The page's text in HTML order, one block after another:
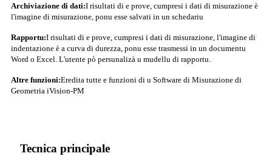
Archiviazione di dati:I risultati di e prove, cumpresi i dati di misurazione è
l'imagine di misurazione, ponu esse salvati in un schedariu
Rapportu:I risultati di e prove, cumpresi i dati di misurazione, l'imagine di
indentazione è a curva di durezza, ponu esse trasmessi in un documentu
Word o Excel. L'utente pò persunalizà u mudellu di rapportu.
Altre funzioni:Eredita tutte e funzioni di u Software di Misurazione di
Geometria iVision-PM
Tecnica principale